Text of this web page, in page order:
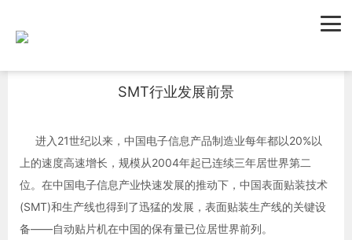
SMT行业发展前景
进入21世纪以来，中国电子信息产品制造业每年都以20%以
上的速度高速增长，规模从2004年起已连续三年居世界第二
位。在中国电子信息产业快速发展的推动下，中国表面贴装技术
(SMT)和生产线也得到了迅猛的发展，表面贴装生产线的关键设
备——自动贴片机在中国的保有量已位居世界前列。